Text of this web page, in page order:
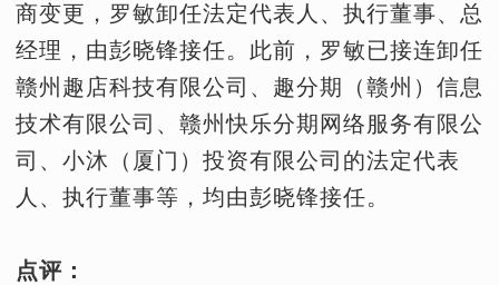
商变更，罗敏卸任法定代表人、执行董事、总
经理，由彭晓锋接任。此前，罗敏已接连卸任
赣州趣店科技有限公司、趣分期（赣州）信息
技术有限公司、赣州快乐分期网络服务有限公
司、小沐（厦门）投资有限公司的法定代表
人、执行董事等，均由彭晓锋接任。
点评：